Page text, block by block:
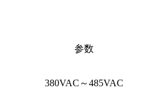
参数
380VAC～485VAC